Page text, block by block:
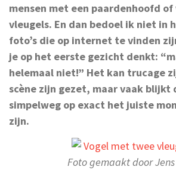
mensen met een paardenhoofd
vleugels. En dan bedoel ik niet in
foto’s die op internet te vinden
je op het eerste gezicht denkt:
helemaal niet!” Het kan trucage
scène zijn gezet, maar vaak blijkt
simpelweg op exact het juiste
zijn.
Foto gemaakt door